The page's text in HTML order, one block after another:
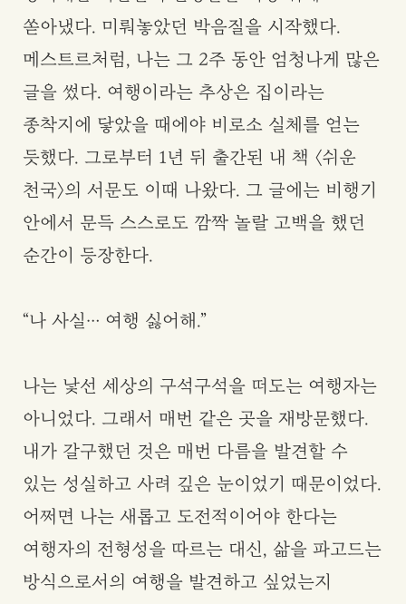
쏟아냈다. 미뤄놓았던 박음질을 시작했다.
메스트르처럼, 나는 그 2주 동안 엄청나게 많은
글을 썼다. 여행이라는 추상은 집이라는
종착지에 닿았을 때에야 비로소 실체를 얻는
듯했다. 그로부터 1년 뒤 출간된 내 책 〈쉬운
천국〉의 서문도 이때 나왔다. 그 글에는 비행기
안에서 문득 스스로도 깜짝 놀랄 고백을 했던
순간이 등장한다.
“나 사실… 여행 싫어해.”
나는 낯선 세상의 구석구석을 떠도는 여행자는
아니었다. 그래서 매번 같은 곳을 재방문했다.
내가 갈구했던 것은 매번 다름을 발견할 수
있는 성실하고 사려 깊은 눈이었기 때문이었다.
어쩌면 나는 새롭고 도전적이어야 한다는
여행자의 전형성을 따르는 대신, 삶을 파고드는
방식으로서의 여행을 발견하고 싶었는지